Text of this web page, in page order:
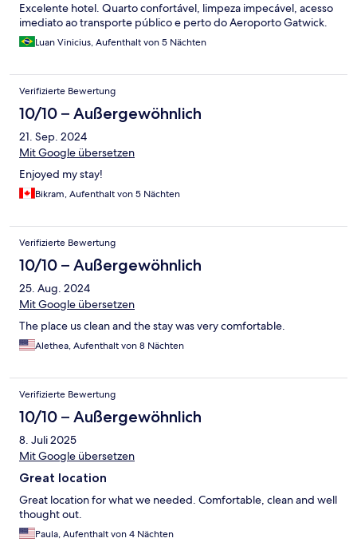
Excelente hotel. Quarto confortável, limpeza impecável, acesso
imediato ao transporte público e perto do Aeroporto Gatwick.
Luan Vinicius, Aufenthalt von 5 Nächten
Verifizierte Bewertung
10/10 – Außergewöhnlich
21. Sep. 2024
Mit Google übersetzen
Enjoyed my stay!
Bikram, Aufenthalt von 5 Nächten
Verifizierte Bewertung
10/10 – Außergewöhnlich
25. Aug. 2024
Mit Google übersetzen
The place us clean and the stay was very comfortable.
Alethea, Aufenthalt von 8 Nächten
Verifizierte Bewertung
10/10 – Außergewöhnlich
8. Juli 2025
Mit Google übersetzen
Great location
Great location for what we needed. Comfortable, clean and well
thought out.
Paula, Aufenthalt von 4 Nächten